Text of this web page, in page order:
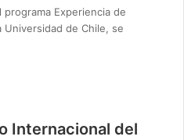
Experiencia de
Universidad de Chile, se
Internacional del